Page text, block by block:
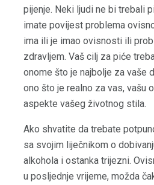
pijenje. Neki ljudi ne bi trebali
imate povijest problema
ima ili je imao ovisnosti ili
zdravljem. Vaš cilj za piće
onome što je najbolje za vaše
ono što je realno za vas, vašu
aspekte vašeg životnog stila.
Ako shvatite da trebate
sa svojim liječnikom o
alkohola i ostanka trijezni.
u posljednje vrijeme, možda